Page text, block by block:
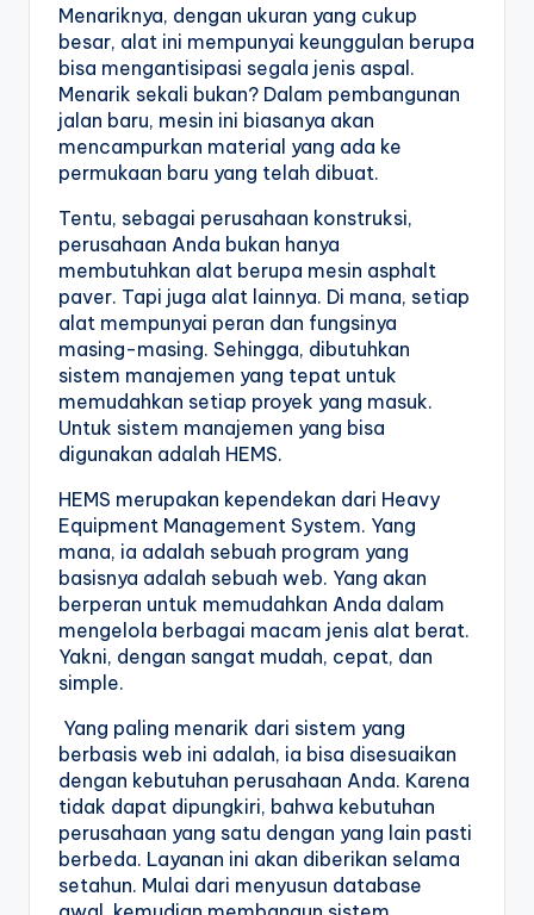
Menariknya, dengan ukuran yang cukup
besar, alat ini mempunyai keunggulan berupa
bisa mengantisipasi segala jenis aspal.
Menarik sekali bukan? Dalam pembangunan
jalan baru, mesin ini biasanya akan
mencampurkan material yang ada ke
permukaan baru yang telah dibuat.
Tentu, sebagai perusahaan konstruksi,
perusahaan Anda bukan hanya
membutuhkan alat berupa mesin asphalt
paver. Tapi juga alat lainnya. Di mana, setiap
alat mempunyai peran dan fungsinya
masing-masing. Sehingga, dibutuhkan
sistem manajemen yang tepat untuk
memudahkan setiap proyek yang masuk.
Untuk sistem manajemen yang bisa
digunakan adalah HEMS.
HEMS merupakan kependekan dari Heavy
Equipment Management System. Yang
mana, ia adalah sebuah program yang
basisnya adalah sebuah web. Yang akan
berperan untuk memudahkan Anda dalam
mengelola berbagai macam jenis alat berat.
Yakni, dengan sangat mudah, cepat, dan
simple.
Yang paling menarik dari sistem yang
berbasis web ini adalah, ia bisa disesuaikan
dengan kebutuhan perusahaan Anda. Karena
tidak dapat dipungkiri, bahwa kebutuhan
perusahaan yang satu dengan yang lain pasti
berbeda. Layanan ini akan diberikan selama
setahun. Mulai dari menyusun database